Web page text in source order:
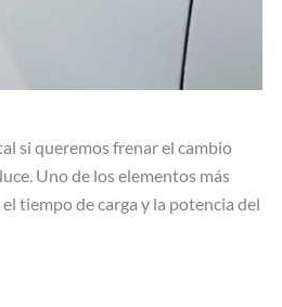
si queremos frenar el cambio
Uno de los elementos más
tiempo de carga y la potencia del